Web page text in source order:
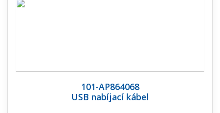
101-AP864068
USB nabíjací kábel